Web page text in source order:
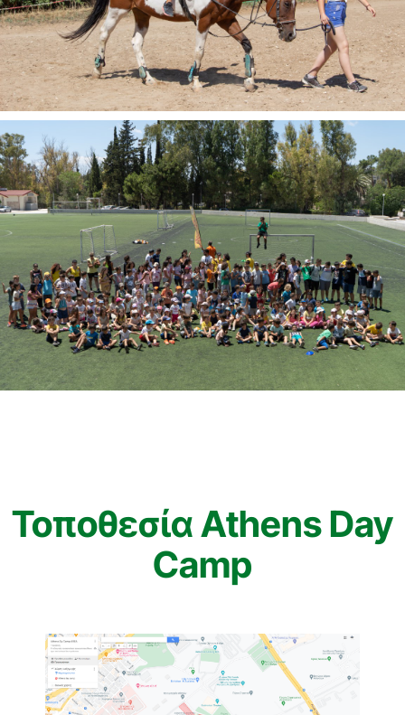
Τοποθεσία Athens Day
Camp